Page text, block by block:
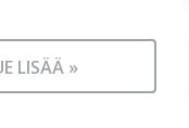
LISÄÄ »